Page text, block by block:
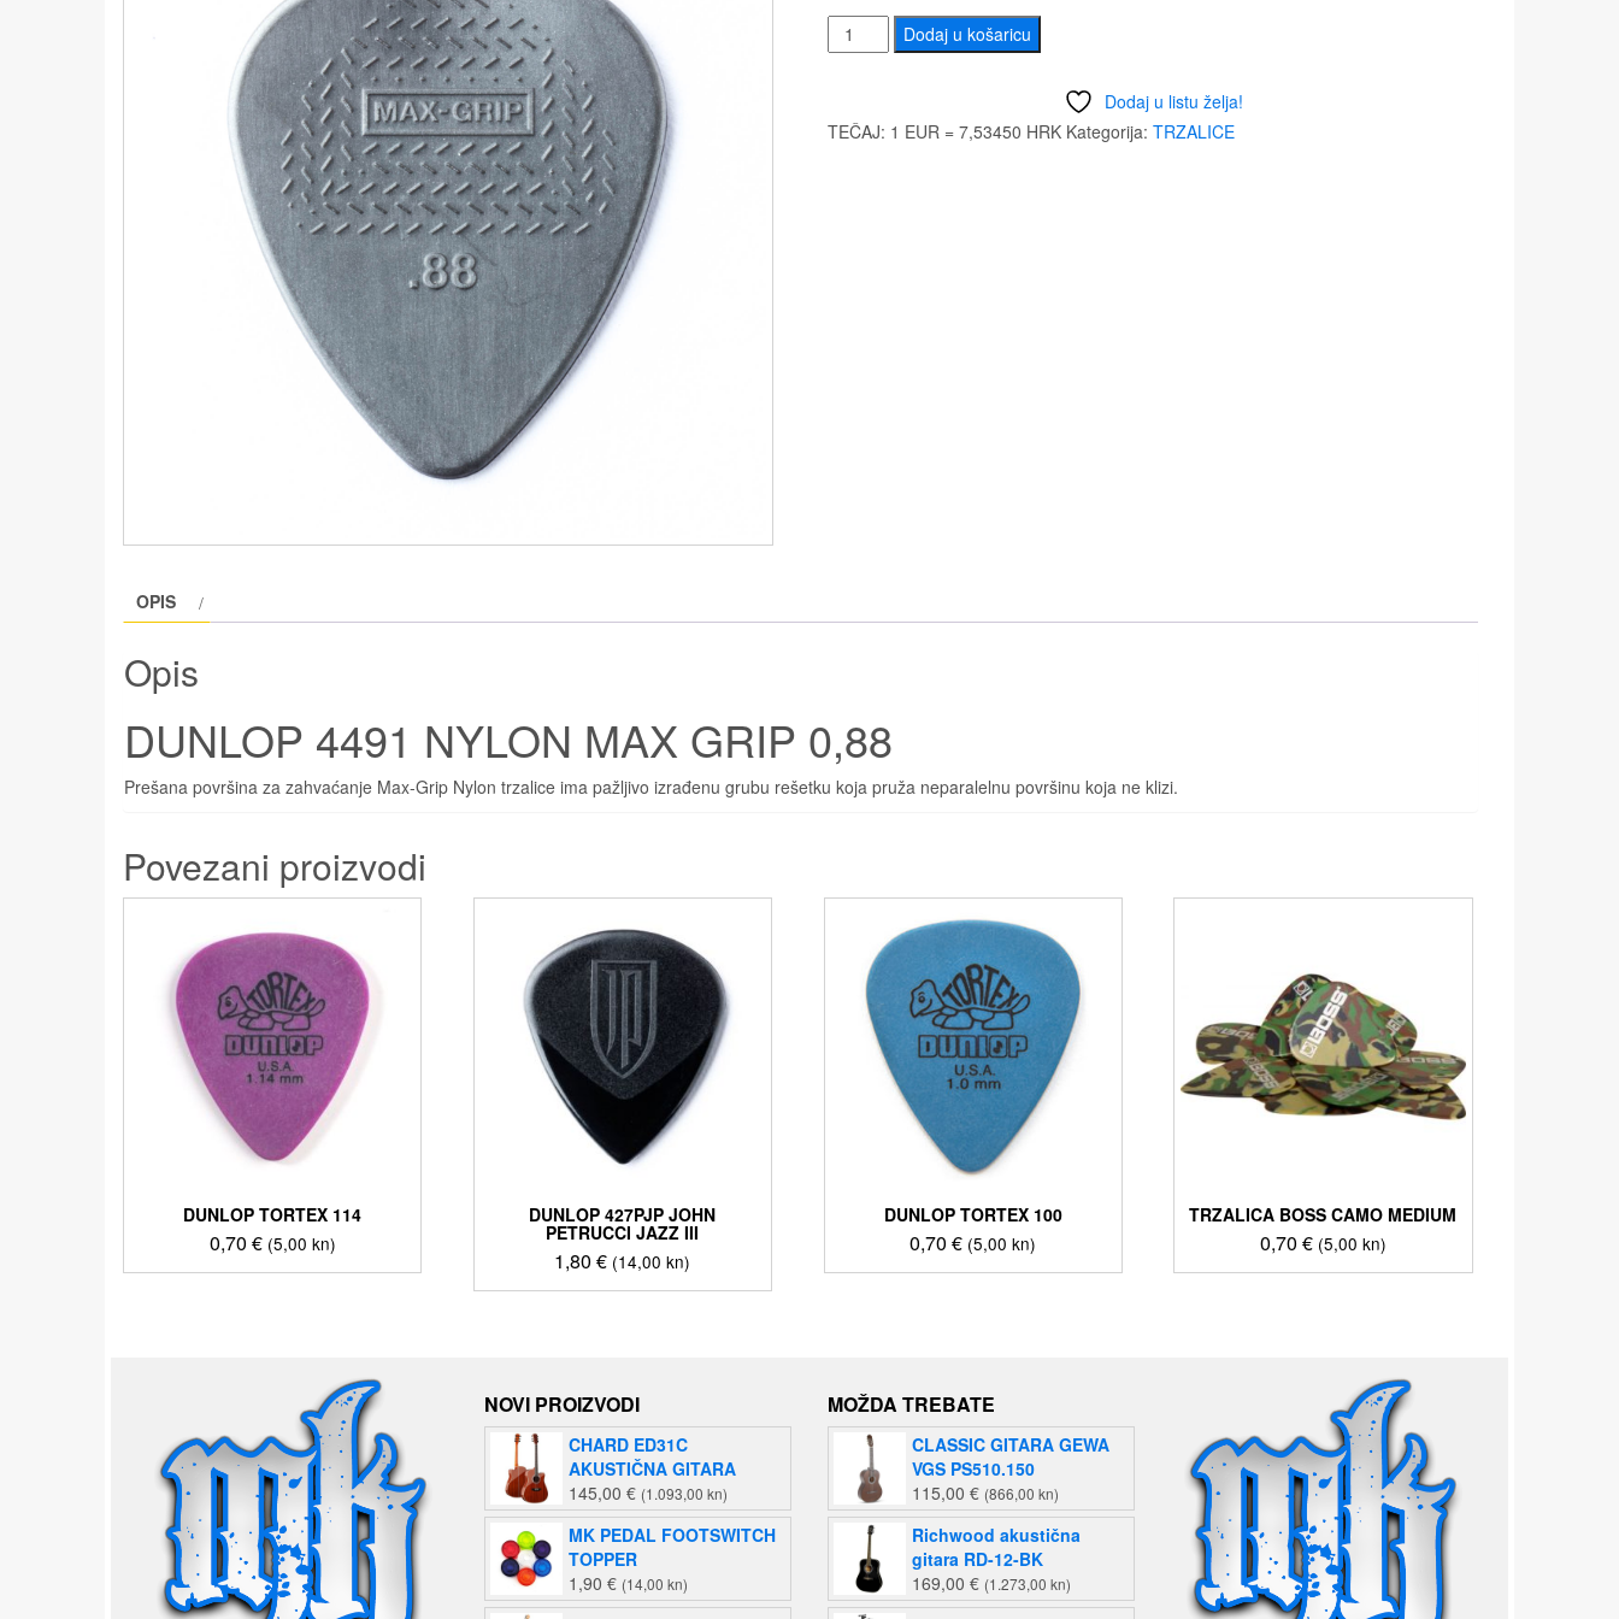
DUNLOP
4491
MAX
Dodaj u košaricu
Dodaj u listu želja!
TEČAJ: 1 EUR = 7,53450 HRK Kategorija: TRZALICE
OPIS
Opis
DUNLOP 4491 NYLON MAX GRIP 0,88
Prešana površina za zahvaćanje Max-Grip Nylon trzalice ima pažljivo izrađenu grubu rešetku koja pruža neparalelnu površinu koja ne klizi.
Povezani proizvodi
DUNLOP TORTEX 114
0,70 € (5,00 kn)
DUNLOP 427PJP JOHN
PETRUCCI JAZZ III
1,80€ (14,00 kn)
DUNLOP TORTEX 100
0,70€ (5,00 kn)
TRZALICA BOSS CAMO MEDIUM
0,70 € (5,00 kn)
NOVI PROIZVODI
CHARD ED31C
AKUSTIČNA GITARA
145,00 € (1.093,00 kn)
MK PEDAL FOOTSWITCH
TOPPER
1,90 € (14,00 kn)
MOŽDA TREBATE
CLASSIC GITARA GEWA
VGS PS510.150
115,00 € (866,00 kn)
Richwood akustična
gitara RD-12-BK
169,00 € (1.273,00 kn)